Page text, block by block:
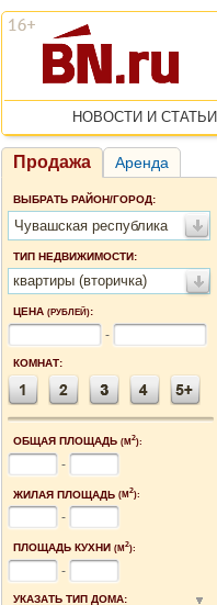
НОВОСТИ И СТАТЬИ
Продажа Аренда
ВЫБРАТЬ РАЙОН/ГОРОД:
Чувашская республика
ТИП НЕДВИЖИМОСТИ:
квартиры (вторичка)
ЦЕНА (РУБЛЕЙ):
-
КОМНАТ:
ОБЩАЯ ПЛОЩАДЬ (М2):
-
ЖИЛАЯ ПЛОЩАДЬ (М2):
-
ПЛОЩАДЬ КУХНИ (М2):
-
УКАЗАТЬ ТИП ДОМА: